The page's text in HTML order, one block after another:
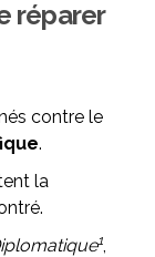
réparer
contre le
.
la
1,